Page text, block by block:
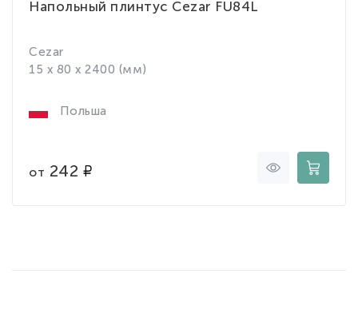
Напольный плинтус Cezar FU84L
Cezar
15 x 80 x 2400 (мм)
Польша
от 242